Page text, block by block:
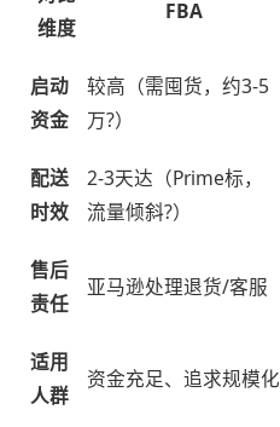
维度​
​FBA​
​启动
资金​
较高（需囤货，约3-5
万?）
​配送
时效​
2-3天达（Prime标，
流量倾斜?）
​售后
责任​
亚马逊处理退货/客服
​适用
人群​
资金充足、追求规模化